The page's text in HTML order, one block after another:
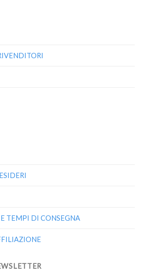
TEMPI DI CONSEGNA